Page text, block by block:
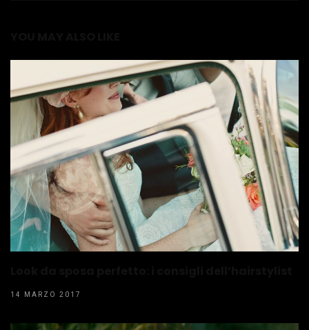
14 MARZO 2017